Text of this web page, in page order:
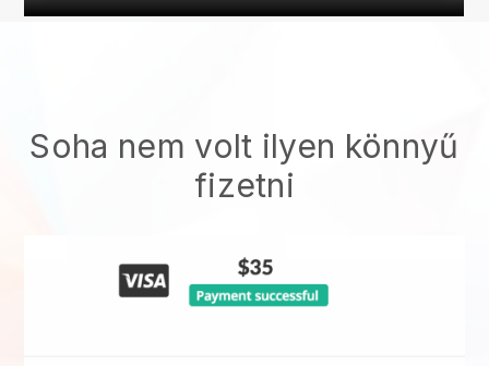
Soha nem volt ilyen könnyű
fizetni